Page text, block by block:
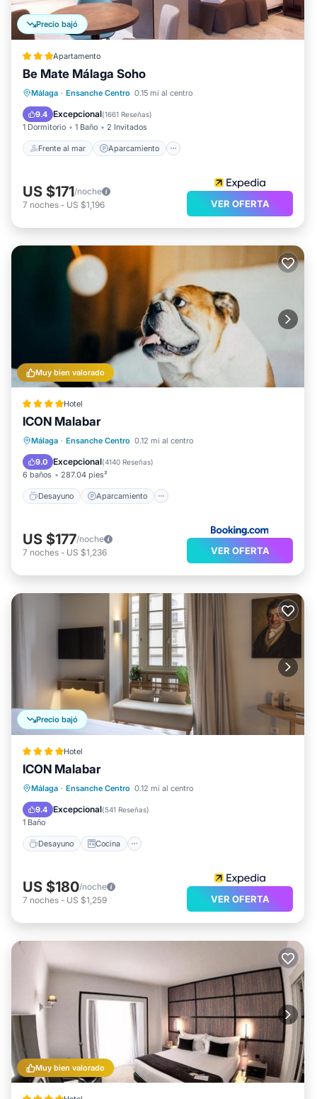
Precio bajó
Apartamento
Be Mate Málaga Soho
Málaga · Ensanche Centro 0.15 mi al centro
9.4 Excepcional(1661 Reseñas)
1 Dormitorio 1 Baño 2 Invitados
Frente al mar Aparcamiento
Frente al mar
Aparcamiento
Vista al mar
Vistas
US $171/noche
7 noches - US $1,196 VER OFERTA
Muy bien valorado
Hotel
ICON Malabar
Málaga · Ensanche Centro 0.12 mi al centro
9.0 Excepcional(4140 Reseñas)
6 baños 287.04 pies²
Desayuno Aparcamiento
Desayuno
Aparcamiento
Balcón/Terraza
US $177/noche
7 noches - US $1,236 VER OFERTA
Precio bajó
Hotel
ICON Malabar
Málaga · Ensanche Centro 0.12 mi al centro
9.4 Excepcional(541 Reseñas)
1 Baño
Desayuno Cocina
Desayuno
Cocina
Aire acondicionado
US $180/noche
7 noches - US $1,259 VER OFERTA
Muy bien valorado